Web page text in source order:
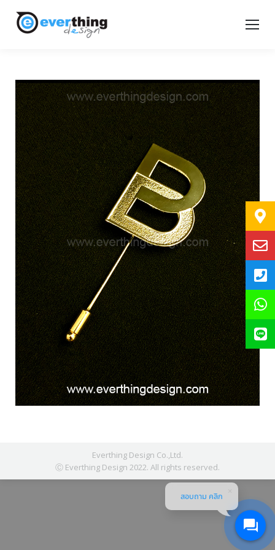
Everthing Design Co.,Ltd.
Ⓒ Everthing Design 2022. All rights reserved.
สอบถาม คลิก